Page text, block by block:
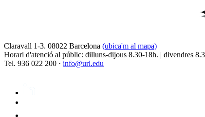
Claravall 1-3. 08022 Barcelona (ubica'm al mapa)
Horari d'atenció al públic: dilluns-dijous 8.30-18h. | divendres
Tel. 936 022 200 · info@url.edu